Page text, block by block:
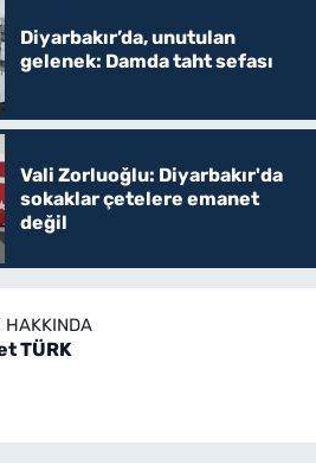
Diyarbakır’da, unutulan
gelenek: Damda taht sefası
Vali Zorluoğlu: Diyarbakır'da
sokaklar çetelere emanet
değil
HAKKINDA
TÜRK